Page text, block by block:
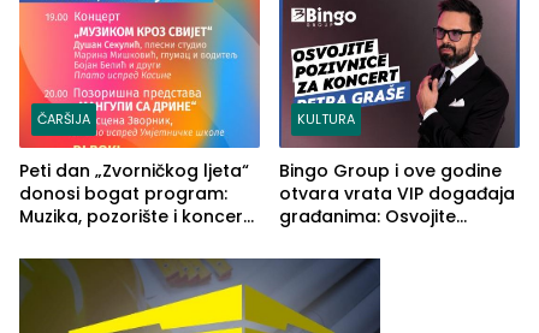
rješenje
ČARŠIJA
Peti dan „Zvorničkog ljeta“
donosi bogat program:
Muzika, pozorište i koncert
KULTURA
Bingo Group i ove godine
otvara vrata VIP događaja
građanima: Osvojite
Graše